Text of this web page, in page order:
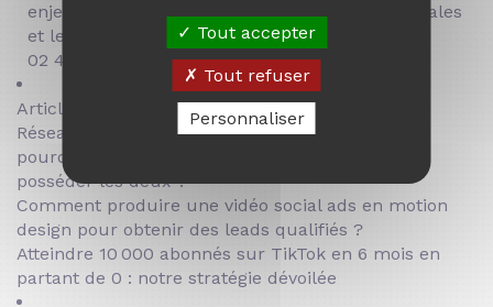
enjeux des réseaux sociaux, les stratégies digitales
et les tendances du secteur.
02 41 23 82 32
Articles tendance :
Réseaux sociaux ou site web :
pourquoi une marque doit
posséder les deux ?
Comment produire une vidéo social ads en motion
design pour obtenir des leads qualifiés ?
Atteindre 10 000 abonnés sur TikTok en 6 mois en
partant de 0 : notre stratégie dévoilée
Tout accepter
Tout refuser
Personnaliser